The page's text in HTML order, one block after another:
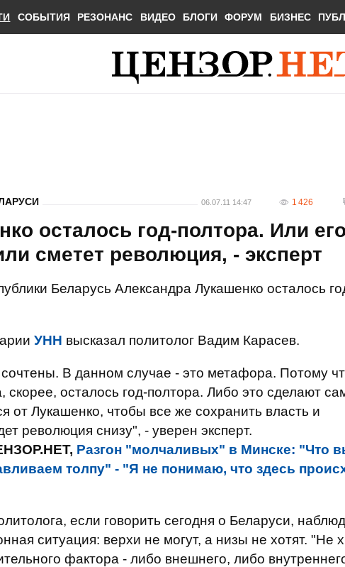
СОБЫТИЯ РЕЗОНАНС ВИДЕО БЛОГИ ФОРУМ БИЗНЕС
06.07.11 14:47 1 426
осталось год-полтора. Или его
сметет революция, - эксперт
Беларусь Александра Лукашенко осталось
УНН высказал политолог Вадим Карасев.
В данном случае - это метафора. Потому
скорее, осталось год-полтора. Либо это сделают
от Лукашенко, чтобы все же сохранить власть и
революция снизу", - уверен эксперт.
Разгон "молчаливых" в Минске: "Что
толпу" - "Я не понимаю, что здесь
если говорить сегодня о Беларуси,
ситуация: верхи не могут, а низы не хотят. "Не
фактора - либо внешнего, либо